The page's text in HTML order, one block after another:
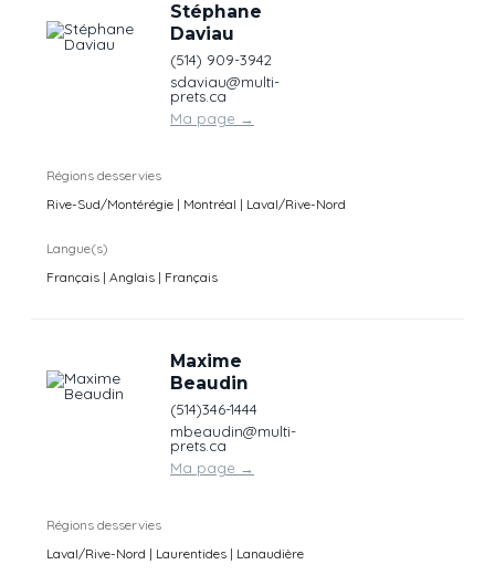
Stéphane
Daviau
(514) 909-3942
sdaviau@multi-
prets.ca
Ma page →
Régions desservies
Rive-Sud/Montérégie | Montréal | Laval/Rive-Nord
Langue(s)
Français | Anglais | Français
Maxime
Beaudin
(514)346-1444
mbeaudin@multi-
prets.ca
Ma page →
Régions desservies
Laval/Rive-Nord | Laurentides | Lanaudière